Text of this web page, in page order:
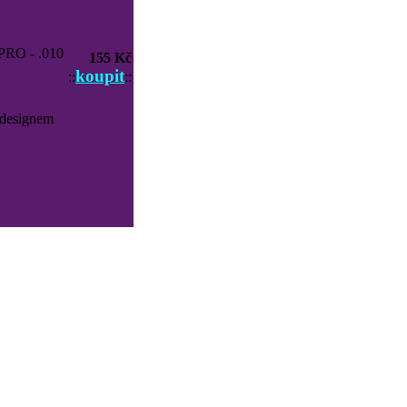
- .010
155 Kč
::koupit::